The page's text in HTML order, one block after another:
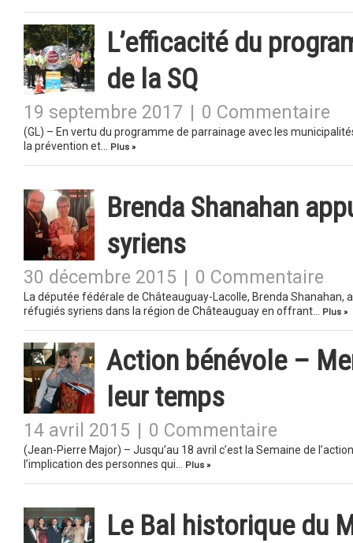
L’efficacité du
de la SQ
19 septembre 2017 0 Commentaire
(GL) – En vertu du programme de parrainage avec les
la prévention et…
Plus »
Brenda Shanahan
syriens
30 décembre 2015 0 Commentaire
La députée fédérale de Châteauguay-Lacolle, Brenda
réfugiés syriens dans la région de Châteauguay en offrant…
Plus »
Action bénévole –
leur temps
14 avril 2015 0 Commentaire
(Jean-Pierre Major) – Jusqu’au 18 avril c’est la Semaine de
l’implication des personnes qui…
Plus »
Le Bal historique du